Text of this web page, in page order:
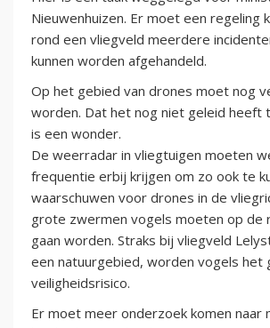
Nieuwenhuizen. Er moet een regeling
rond een vliegveld meerdere
kunnen worden afgehandeld.
Op het gebied van drones moet nog
worden. Dat het nog niet geleid heeft
is een wonder.
De weerradar in vliegtuigen moeten
frequentie erbij krijgen om zo ook te
waarschuwen voor drones in de
grote zwermen vogels moeten op de
gaan worden. Straks bij vliegveld
een natuurgebied, worden vogels het
veiligheidsrisico.
Er moet meer onderzoek komen naar